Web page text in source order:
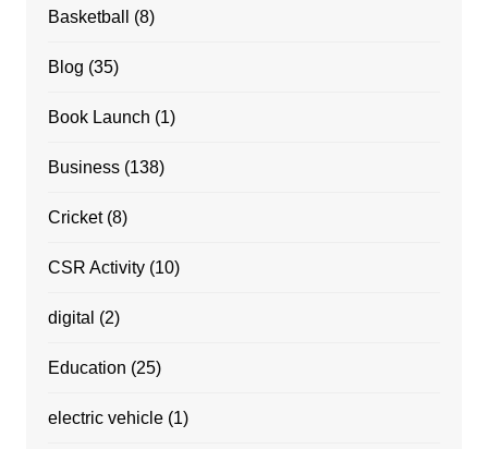
Basketball (8)
Blog (35)
Book Launch (1)
Business(138)
Cricket(8)
CSR Activity(10)
digital (2)
Education (25)
electric vehicle(1)